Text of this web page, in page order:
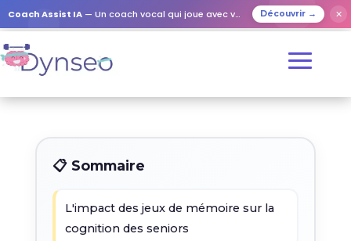
Coach Assist IA — Un coach vocal qui joue avec vos proches Découvrir → ✕
📋 Sommaire
L'impact des jeux de mémoire sur la
cognition des seniors